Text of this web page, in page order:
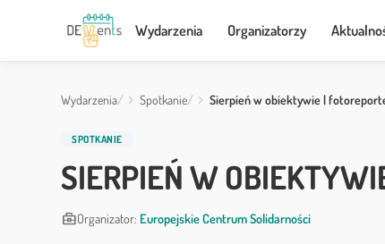
Wydarzenia Organizatorzy
Wydarzenia Spotkanie Sierpień w obiektywie |
SPOTKANIE
SIERPIEŃ W
business_centerOrganizator: Europejskie Centrum Solidarności